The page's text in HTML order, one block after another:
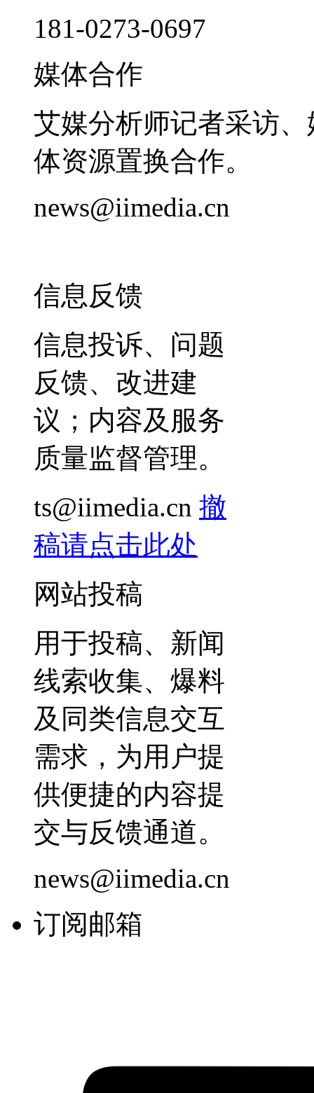
181-0273-0697
媒体合作
艾媒分析师记者采访
体资源置换合作。
news@iimedia.cn
信息反馈
信息投诉、问题
反馈、改进建
议；内容及服务
质量监督管理。
ts@iimedia.cn 撤
稿请点击此处
网站投稿
用于投稿、新闻
线索收集、爆料
及同类信息交互
需求，为用户提
供便捷的内容提
交与反馈通道。
news@iimedia.cn
订阅邮箱